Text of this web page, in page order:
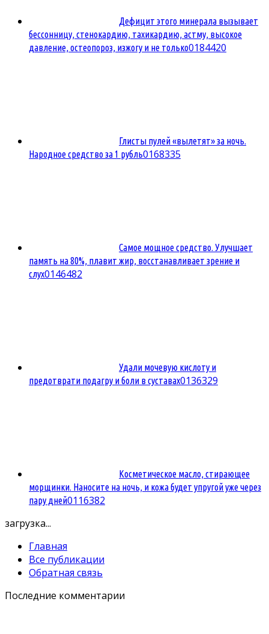
Дефицит этого минерала вызывает
бессонницу, стенокардию, тахикардию, астму, высокое
давление, остеопороз, изжогу и не только0184420
Глисты пулей «вылетят» за ночь.
Народное средство за 1 рубль0168335
Самое мощное средство. Улучшает
память на 80%, плавит жир, восстанавливает зрение и
слух0146482
Удали мочевую кислоту и
предотврати подагру и боли в суставах0136329
Косметическое масло, стирающее
морщинки. Наносите на ночь, и кожа будет упругой уже через
пару дней0116382
загрузка...
Главная
Все публикации
Обратная связь
Последние комментарии